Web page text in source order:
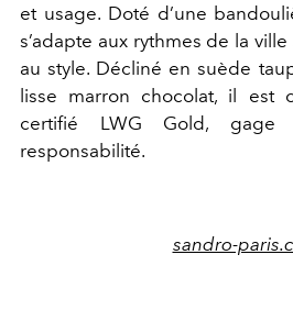
et usage. Doté d’une
s’adapte aux rythmes de la
au style. Décliné en suède
lisse marron chocolat, il est
certifié LWG Gold, gage
responsabilité.
sandro-